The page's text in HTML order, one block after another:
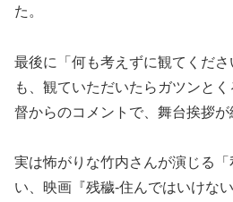
た。
最後に「何も考えずに観てくださ
も、観ていただいたらガツンと
督からのコメントで、舞台挨拶が
実は怖がりな竹内さんが演じる
い、映画『残穢-住んではいけな